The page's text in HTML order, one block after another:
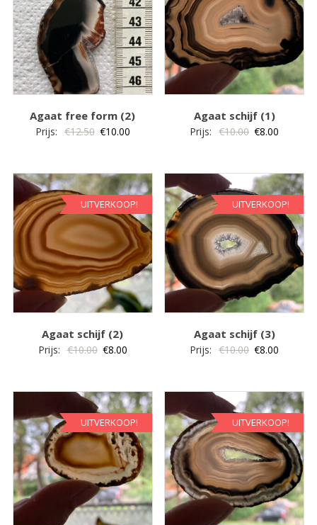
Agaat free form (2)
Prijs: €12.50 Oorspronkelijke
€12.50.
€10.00Huidige
€10.00.
Agaat schijf (1)
Prijs: €10.00
€10.00.
€8.00
€8.00.
UITVERKOOP!
Agaat schijf (2)
Prijs: €10.00 Oorspronkelijke
€10.00.
€8.00Huidige
€8.00.
UITVERKOOP!
Agaat schijf (3)
Prijs: €10.00
€10.00.
€8.00
€8.00.
UITVERKOOP! UITVERKOOP!